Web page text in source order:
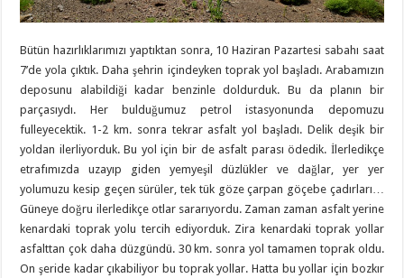
Bütün hazırlıklarımızı yaptıktan sonra, 10 Haziran Pazartesi sabahı saat
7’de yola çıktık. Daha şehrin içindeyken toprak yol başladı. Arabamızın
deposunu alabildiği kadar benzinle doldurduk. Bu da planın bir
parçasıydı. Her bulduğumuz petrol istasyonunda depomuzu
fulleyecektik. 1-2 km. sonra tekrar asfalt yol başladı. Delik deşik bir
yoldan ilerliyorduk. Bu yol için bir de asfalt parası ödedik. İlerledikçe
etrafımızda uzayıp giden yemyeşil düzlükler ve dağlar, yer yer
yolumuzu kesip geçen sürüler, tek tük göze çarpan göçebe çadırları…
Güneye doğru ilerledikçe otlar sararıyordu. Zaman zaman asfalt yerine
kenardaki toprak yolu tercih ediyorduk. Zira kenardaki toprak yollar
asfalttan çok daha düzgündü. 30 km. sonra yol tamamen toprak oldu.
On şeride kadar çıkabiliyor bu toprak yollar. Hatta bu yollar için bozkır